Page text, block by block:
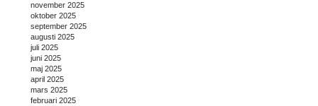
november 2025
oktober 2025
september 2025
augusti 2025
juli 2025
juni 2025
maj 2025
april 2025
mars 2025
februari 2025